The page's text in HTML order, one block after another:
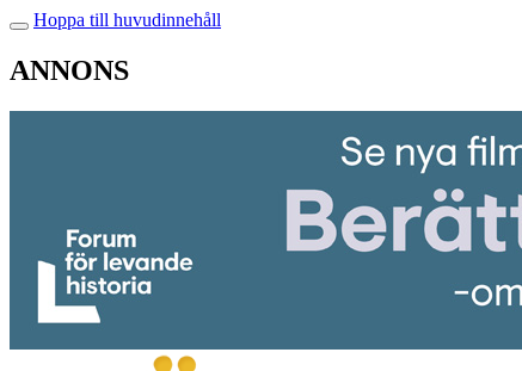
Hoppa till huvudinnehåll
ANNONS